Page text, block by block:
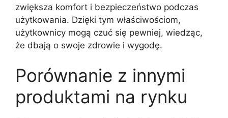
zwiększa komfort i bezpieczeństwo podczas
użytkowania. Dzięki tym właściwościom,
użytkownicy mogą czuć się pewniej, wiedząc,
że dbają o swoje zdrowie i wygodę.
Porównanie z innymi
produktami na rynku